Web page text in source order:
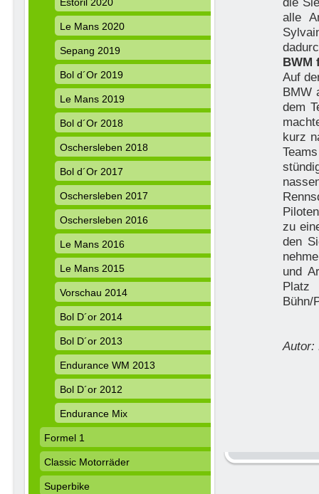
alle
BWM
Auf
BMW
dem
kurz
zu
den
und
Platz
Bühn/
Le Mans 2020
Sepang 2019
Bol d´Or 2019
Le Mans 2019
Bol d´Or 2018
Oschersleben 2018
Bol d´Or 2017
Oschersleben 2017
Oschersleben 2016
Le Mans 2016
Le Mans 2015
Vorschau 2014
Bol D´or 2014
Bol D´or 2013
Endurance WM 2013
Bol D´or 2012
Endurance Mix
Formel 1
Classic Motorräder
Superbike